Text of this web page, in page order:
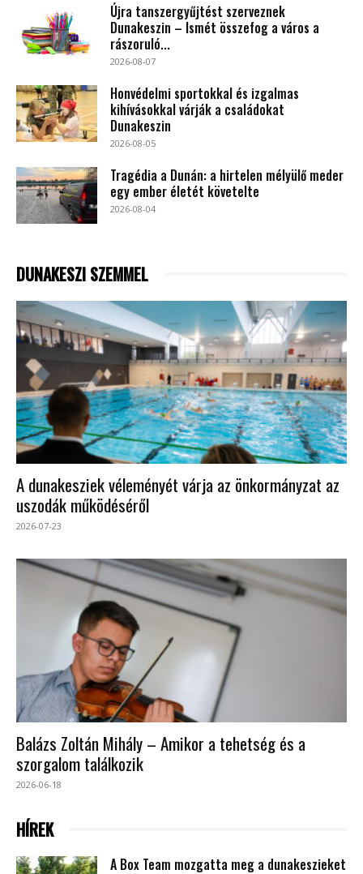
Újra tanszergyűjtést szerveznek
Dunakeszin – Ismét összefog a város a
rászoruló...
2026-08-07
Honvédelmi sportokkal és izgalmas
kihívásokkal várják a családokat
Dunakeszin
2026-08-05
Tragédia a Dunán: a hirtelen mélyülő meder
egy ember életét követelte
2026-08-04
DUNAKESZI SZEMMEL
A dunakesziek véleményét várja az önkormányzat az
uszodák működéséről
2026-07-23
Balázs Zoltán Mihály – Amikor a tehetség és a
szorgalom találkozik
2026-06-18
HÍREK
A Box Team mozgatta meg a dunakeszieket